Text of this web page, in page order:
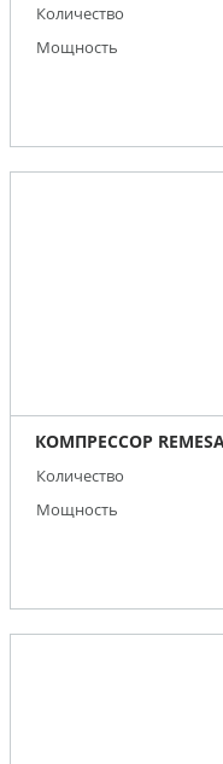
Количество
Мощность
КОМПРЕССОР
Количество
Мощность